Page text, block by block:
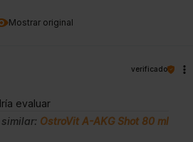
Mostrar original
verificado
evaluar
similar: OstroVit A-AKG Shot 80 ml